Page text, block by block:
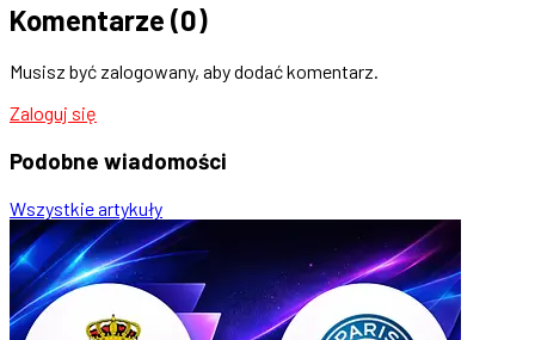
Komentarze (0)
Musisz być zalogowany, aby dodać komentarz.
Zaloguj się
Podobne wiadomości
Wszystkie artykuły